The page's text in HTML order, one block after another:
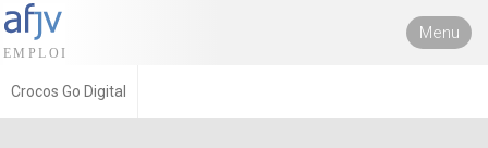
Menu
Crocos Go Digital